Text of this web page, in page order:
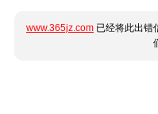
www.365jz.com 已经将此出错